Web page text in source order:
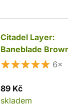
Citadel Layer:
Baneblade Brown
6×
89 Kč
skladem